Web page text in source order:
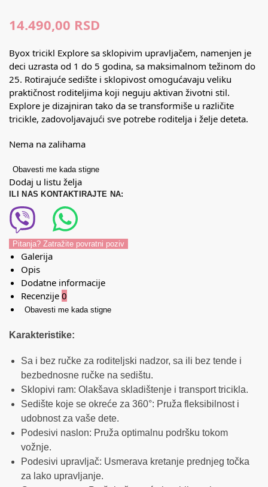
14.490,00 RSD
Byox tricikl Explore sa sklopivim upravljačem, namenjen je
deci uzrasta od 1 do 5 godina, sa maksimalnom težinom do
25. Rotirajuće sedište i sklopivost omogućavaju veliku
praktičnost roditeljima koji neguju aktivan životni stil.
Explore je dizajniran tako da se transformiše u različite
tricikle, zadovoljavajući sve potrebe roditelja i želje deteta.
Nema na zalihama
Obavesti me kada stigne
Dodaj u listu želja
ILI NAS KONTAKTIRAJTE NA:
Pitanja? Zatražite povratni poziv
Galerija
Opis
Dodatne informacije
Recenzije 0
Obavesti me kada stigne
Karakteristike:
Sa i bez ručke za roditeljski nadzor, sa ili bez tende i
bezbednosne ručke na sedištu.
Sklopivi ram: Olakšava skladištenje i transport tricikla.
Sedište koje se okreće za 360°: Pruža fleksibilnost i
udobnost za vaše dete.
Podesivi naslon: Pruža optimalnu podršku tokom
vožnje.
Podesivi upravljač: Usmerava kretanje prednjeg točka
za lako upravljanje.